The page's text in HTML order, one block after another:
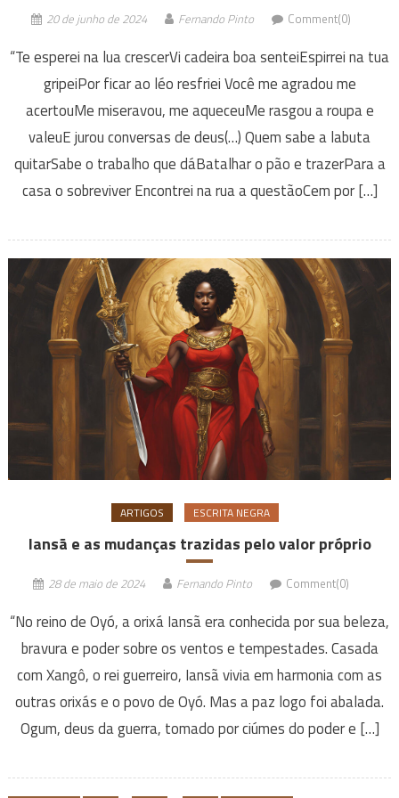
20 de junho de 2024 Fernando Pinto Comment(0)
“Te esperei na lua crescerVi cadeira boa senteiEspirrei na tua
gripeiPor ficar ao léo resfriei Você me agradou me
acertouMe miseravou, me aqueceuMe rasgou a roupa e
valeuE jurou conversas de deus(…) Quem sabe a labuta
quitarSabe o trabalho que dáBatalhar o pão e trazerPara a
casa o sobreviver Encontrei na rua a questãoCem por […]
ARTIGOS ESCRITA NEGRA
Iansã e as mudanças trazidas pelo valor próprio
28 de maio de 2024 Fernando Pinto Comment(0)
“No reino de Oyó, a orixá Iansã era conhecida por sua beleza,
bravura e poder sobre os ventos e tempestades. Casada
com Xangô, o rei guerreiro, Iansã vivia em harmonia com as
outras orixás e o povo de Oyó. Mas a paz logo foi abalada.
Ogum, deus da guerra, tomado por ciúmes do poder e […]